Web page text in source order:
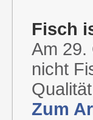
Fisch
Am 29.
nicht
Zum